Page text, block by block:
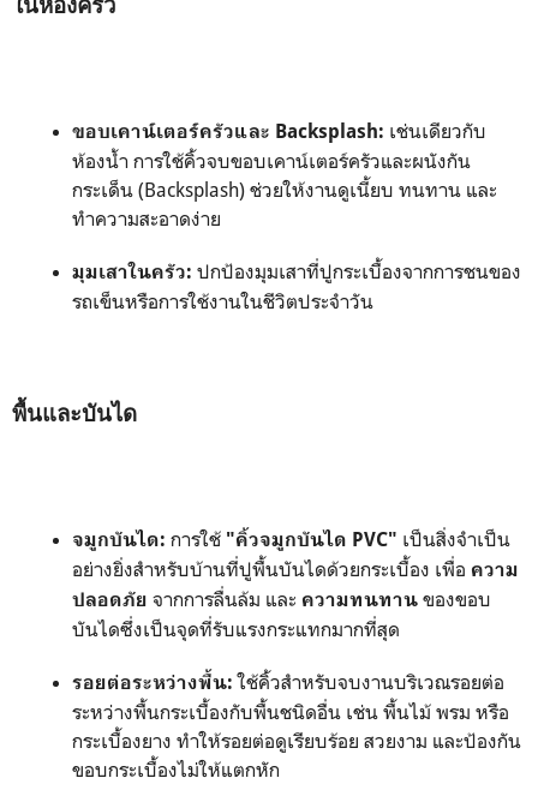
ในห้องครัว
ขอบเคาน์เตอร์ครัวและ Backsplash: เช่นเดียวกับ
ห้องน้ำ การใช้คิ้วจบขอบเคาน์เตอร์ครัวและผนังกัน
กระเด็น (Backsplash) ช่วยให้งานดูเนี้ยบ ทนทาน และ
ทำความสะอาดง่าย
มุมเสาในครัว: ปกป้องมุมเสาที่ปูกระเบื้องจากการชนของ
รถเข็นหรือการใช้งานในชีวิตประจำวัน
พื้นและบันได
จมูกบันได: การใช้ "คิ้วจมูกบันได PVC" เป็นสิ่งจำเป็น
อย่างยิ่งสำหรับบ้านที่ปูพื้นบันไดด้วยกระเบื้อง เพื่อ ความ
ปลอดภัย จากการลื่นล้ม และ ความทนทาน ของขอบ
บันไดซึ่งเป็นจุดที่รับแรงกระแทกมากที่สุด
รอยต่อระหว่างพื้น: ใช้คิ้วสำหรับจบงานบริเวณรอยต่อ
ระหว่างพื้นกระเบื้องกับพื้นชนิดอื่น เช่น พื้นไม้ พรม หรือ
กระเบื้องยาง ทำให้รอยต่อดูเรียบร้อย สวยงาม และป้องกัน
ขอบกระเบื้องไม่ให้แตกหัก